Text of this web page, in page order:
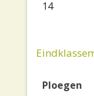
14
Ploegen